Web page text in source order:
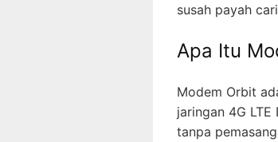
susah payah
Apa Itu
Modem Orbit
jaringan 4G
tanpa